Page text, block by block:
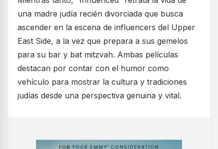
una madre judía recién divorciada que busca
ascender en la escena de influencers del Upper
East Side, a la vez que prepara a sus gemelos
para su bar y bat mitzvah. Ambas películas
destacan por contar con el humor como
vehículo para mostrar la cultura y tradiciones
judías desde una perspectiva genuina y vital.